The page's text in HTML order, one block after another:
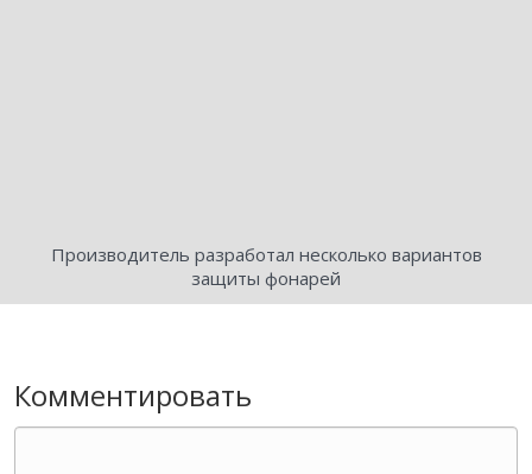
Производитель разработал несколько вариантов
защиты фонарей
Комментировать